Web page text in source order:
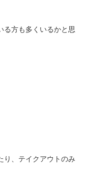
る方も多くいるかと思
り、テイクアウトのみ